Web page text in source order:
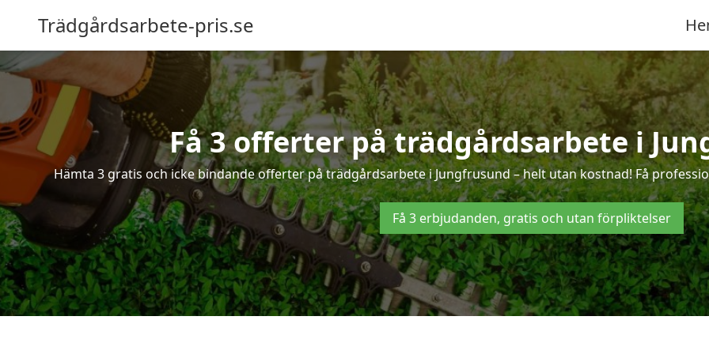
Trädgårdsarbete-pris.se
Få 3 offerter på trädgårdsarbete i
Hämta 3 gratis och icke bindande offerter på trädgårdsarbete i Jungfrusund – helt utan kostnad! Få
Få 3 erbjudanden, gratis och utan förpliktelser